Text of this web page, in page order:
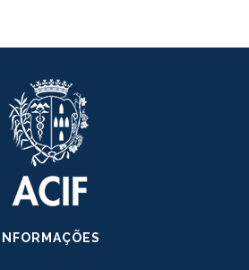
INFORMAÇÕES